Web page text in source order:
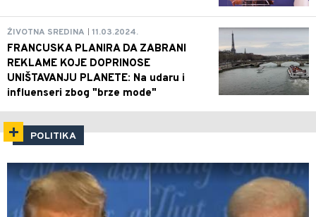
ŽIVOTNA SREDINA 11.03.2024.
FRANCUSKA PLANIRA DA ZABRANI
REKLAME KOJE DOPRINOSE
UNIŠTAVANJU PLANETE: Na udaru i
influenseri zbog "brze mode"
POLITIKA